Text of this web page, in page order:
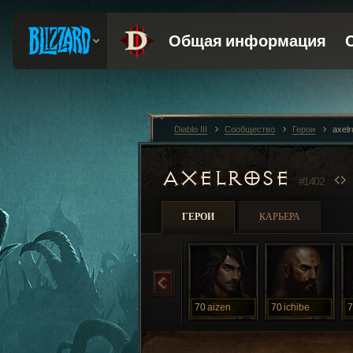
AXELROSE #1402
ГЕРОИ КАРЬЕРА
70aizen 70ichibe
Diablo III Сообщество Герои